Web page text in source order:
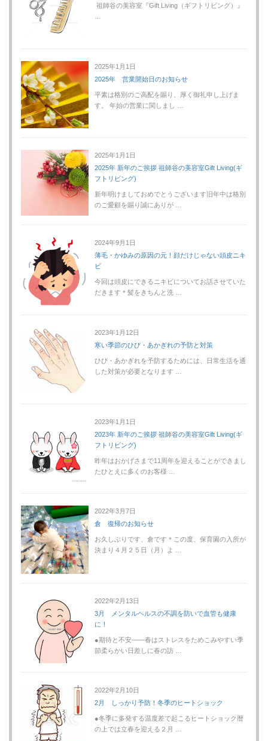
祖師谷の美容室『Gift Living（ギフトリビング）』
2025年1月1日
2025年 営業開始日のお知らせ
平素は格別のご高配を賜り、厚く御礼申し上げま
す。 年始の営業に関しまし …
2025年1月1日
2025年 新年のご挨拶 祖師谷の美容室Gift Living(ギ
フトリビング)
新年明けましておめでとうございます旧年中は格別
のご愛顧を賜り誠にありが …
2024年9月1日
薄毛・かゆみの原因の元！顔だけじゃない頭皮ニキ
ビ
今回は頭皮にできるニキビについてお話させていた
だきます＊髪をきちんと洗 …
2023年1月12日
寒い季節のひび・あかぎれの予防と対策
ひび・あかぎれを予防するためには、日常生活を通
した対策が必要となります …
2023年1月1日
2023年 新年のご挨拶 祖師谷の美容室Gift Living(ギ
フトリビング)
昨年はおかげさまで11周年を迎えることができまし
たひとえに多くのお客様 …
2022年3月7日
倉 復帰のお知らせ
お久しぶりです、倉です＊この度、保育園の入所が
決まり４月２５日（月）よ …
2022年2月13日
3月 メンタルヘルスの不調を防いで血管も健康
に！
●期待と不安――春はストレスをためこみやすい季
節柔らかい日差しに春の訪 …
2022年2月10日
2月 しっかり予防！冬季のヒートショック
●冬季に多発する温度差で起こるヒートショック暦
の上では立春を迎える２月 …